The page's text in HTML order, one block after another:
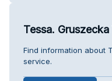
Tessa. Gruszecka
Find information about
service.